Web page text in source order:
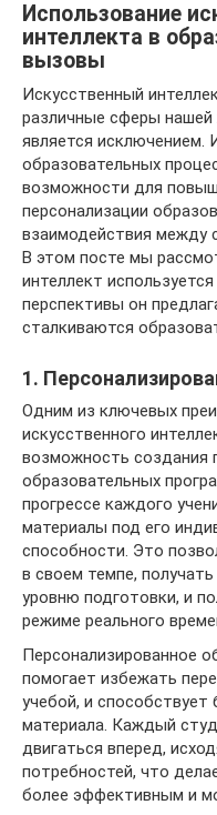
Использование
интеллекта в
вызовы
Искусственный
различные сферы нашей
является исключением.
образовательных
возможности для
персонализации
взаимодействия между
В этом посте мы
интеллект
перспективы он
сталкиваются
1.
Одним из ключевых
искусственного
возможность создания
образовательных
прогрессе каждого
материалы под его
способности. Это
в своем темпе,
уровню подготовки, и
режиме реального
Персонализированное
помогает избежать
учебой, и способствует
материала. Каждый
двигаться вперед,
потребностей, что
более эффективным и